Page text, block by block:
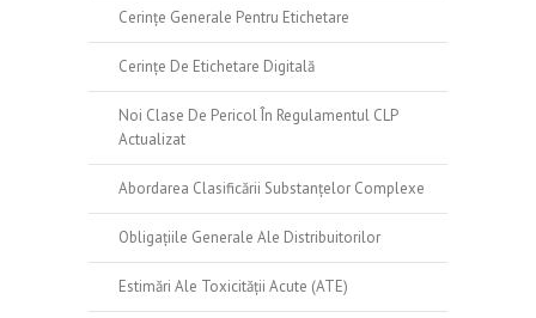
Cerințe Generale Pentru Etichetare
Cerințe De Etichetare Digitală
Noi Clase De Pericol În Regulamentul CLP
Actualizat
Abordarea Clasificării Substanțelor Complexe
Obligațiile Generale Ale Distribuitorilor
Estimări Ale Toxicității Acute (ATE)